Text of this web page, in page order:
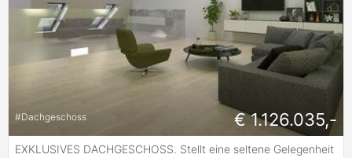
#Dachgeschoss € 1.126.035,-
EXKLUSIVES DACHGESCHOSS. Stellt eine seltene Gelegenheit